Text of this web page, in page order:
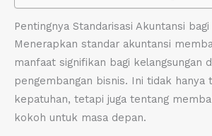
Pentingnya Standarisasi Akuntansi bagi
Menerapkan standar akuntansi
manfaat signifikan bagi kelangsungan
pengembangan bisnis. Ini tidak hanya
kepatuhan, tetapi juga tentang
kokoh untuk masa depan.